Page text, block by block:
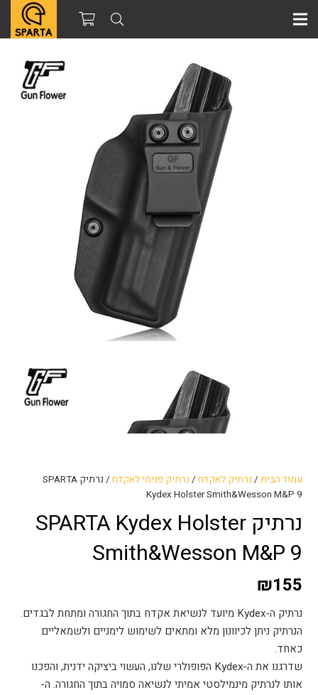
עמוד הבית / נרתיק לאקדח / נרתיק פנימי לאקדח
/ נרתיק SPARTA
Kydex Holster Smith&Wesson M&P 9
נרתיק SPARTA Kydex Holster
Smith&Wesson M&P 9
₪155
נרתיק ה-Kydex מיועד לנשיאת אקדח בתוך החגורה ומתחת לבגדים.
הנרתיק ניתן לכיוונון מלא ומתאים לשימוש לימניים ולשמאליים
כאחד.
שדרגנו את ה-Kydex הפופולרי שלנו, העשוי ביציקה ידנית, והפכנו
אותו לנרתיק מינמילסטי אמיתי לנשיאה סמויה בתוך החגורה. ה-